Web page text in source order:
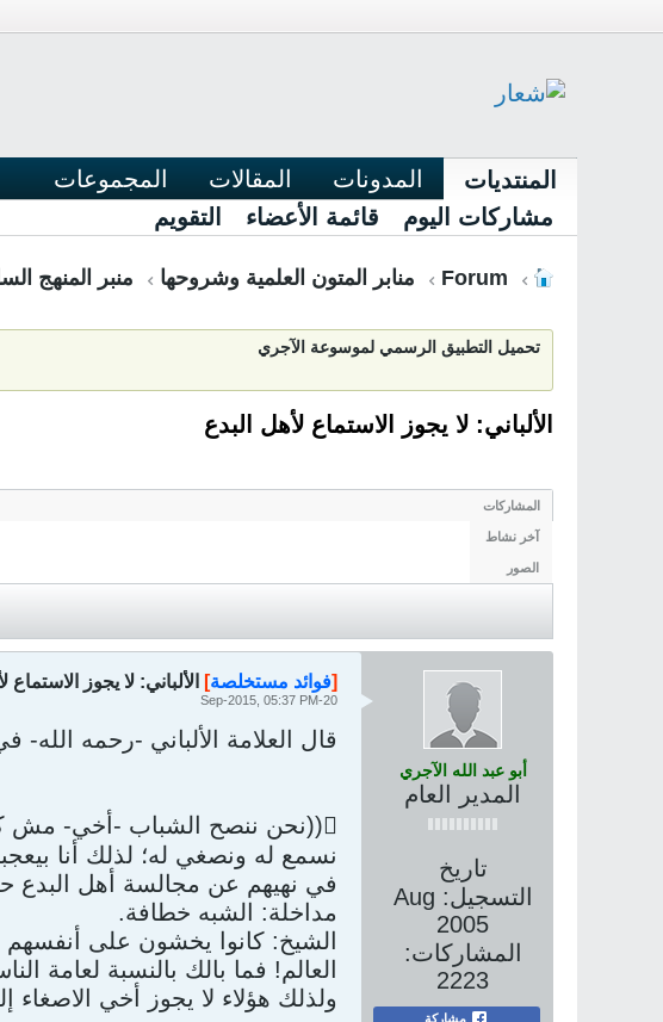
المنتديات المدونات المقالات
المجموعات
مشاركات اليوم
قائمة الأعضاء التقويم
Forum منابر المتون العلمية وشروحها منبر المنهج
تحميل التطبيق الرسمي لموسوعة الآجري
الألباني: لا يجوز الاستماع لأهل البدع
المشاركات
آخر نشاط
الصور
أبو عبد الله الآجري
المدير العام
تاريخ
التسجيل: Aug
2005
المشاركات:
2223
مشاركة
[فوائد مستخلصة] الألباني: لا يجوز الاستماع
20-Sep-2015, 05:37 PM
قال العلامة الألباني -رحمه الله- في شريط رقم (674)
((نحن ننصح الشباب -أخي- مش كل ما صاح صائح أونعق ناعق . . .
نسمع له ونصغي له؛ لذلك أنا
في نهيهم عن مجالسة أهل البدع
مداخلة: الشبه خطافة.
الشيخ: كانوا يخشون على
العالم! فما بالك بالنسبة لعامة
ولذلك هؤلاء لا يجوز أخي الاصغاء